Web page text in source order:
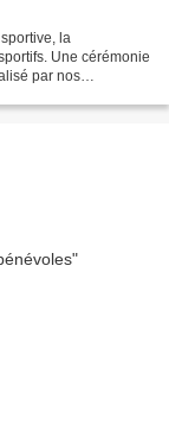
la
Une cérémonie
par nos